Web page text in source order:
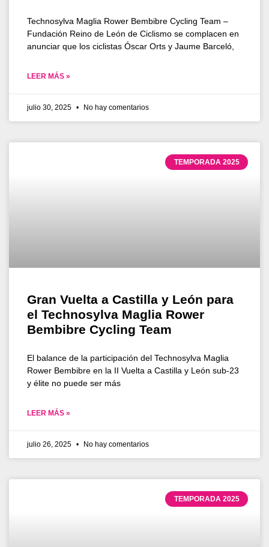
Technosylva Maglia Rower Bembibre Cycling Team –
Fundación Reino de León de Ciclismo se complacen en
anunciar que los ciclistas Óscar Orts y Jaume Barceló,
LEER MÁS »
julio 30, 2025 No hay comentarios
TEMPORADA 2025
Gran Vuelta a Castilla y León para
el Technosylva Maglia Rower
Bembibre Cycling Team
El balance de la participación del Technosylva Maglia
Rower Bembibre en la II Vuelta a Castilla y León sub-23
y élite no puede ser más
LEER MÁS »
julio 26, 2025 No hay comentarios
TEMPORADA 2025